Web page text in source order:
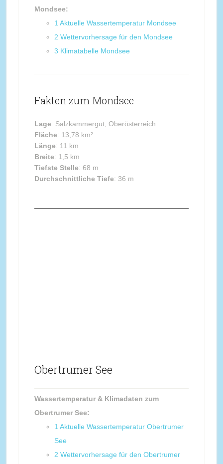
Mondsee:
1 Aktuelle Wassertemperatur Mondsee
2 Wettervorhersage für den Mondsee
3 Klimatabelle Mondsee
Fakten zum Mondsee
Lage: Salzkammergut, Oberösterreich
Fläche: 13,78 km²
Länge: 11 km
Breite: 1,5 km
Tiefste Stelle: 68 m
Durchschnittliche Tiefe: 36 m
Obertrumer See
Wassertemperatur & Klimadaten zum
Obertrumer See:
1 Aktuelle Wassertemperatur Obertrumer
See
2 Wettervorhersage für den Obertrumer